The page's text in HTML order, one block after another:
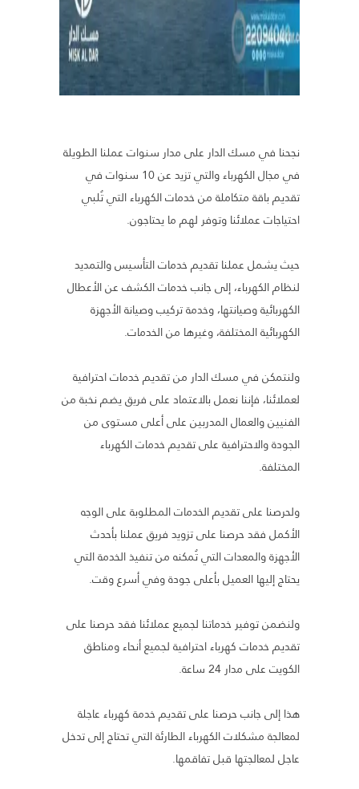
نجحنا في مسك الدار على مدار سنوات عملنا الطويلة
في مجال الكهرباء والتي تزيد عن 10 سنوات في
تقديم باقة متكاملة من خدمات الكهرباء التي تُلبي
احتياجات عملائنا وتوفر لهم ما يحتاجون.
حيث يشمل عملنا تقديم خدمات التأسيس والتمديد
لنظام الكهرباء، إلى جانب خدمات الكشف عن الأعطال
الكهربائية وصيانتها، وخدمة تركيب وصيانة الأجهزة
الكهربائية المختلفة، وغيرها من الخدمات.
ولنتمكن في مسك الدار من تقديم خدمات احترافية
لعملائنا، فإننا نعمل بالاعتماد على فريق يضم نخبة من
الفنيين والعمال المدربين على أعلى مستوى من
الجودة والاحترافية على تقديم خدمات الكهرباء
المختلفة.
ولحرصنا على تقديم الخدمات المطلوبة على الوجه
الأكمل فقد حرصنا على تزويد فريق عملنا بأحدث
الأجهزة والمعدات التي تُمكنه من تنفيذ الخدمة التي
يحتاج إليها العميل بأعلى جودة وفي أسرع وقت.
ولنضمن توفير خدماتنا لجميع عملائنا فقد حرصنا على
تقديم خدمات كهرباء احترافية لجميع أنحاء ومناطق
الكويت على مدار 24 ساعة.
هذا إلى جانب حرصنا على تقديم خدمة كهرباء عاجلة
لمعالجة مشكلات الكهرباء الطارئة التي تحتاج إلى تدخل
عاجل لمعالجتها قبل تفاقمها.